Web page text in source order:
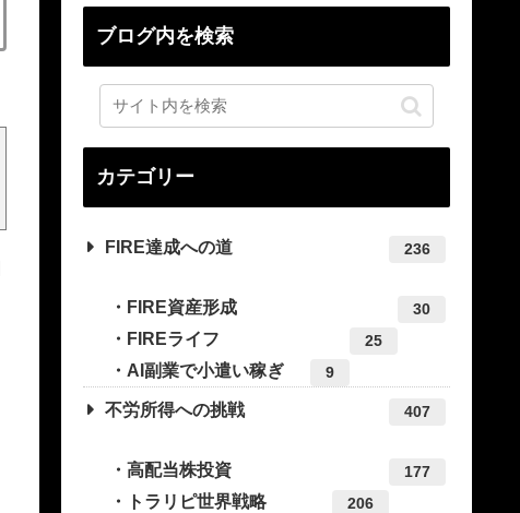
ブログ内を検索
カテゴリー
FIRE達成への道 236
FIRE資産形成 30
FIREライフ 25
AI副業で小遣い稼ぎ 9
不労所得への挑戦 407
高配当株投資 177
トラリピ世界戦略 206